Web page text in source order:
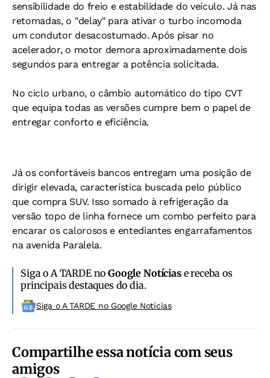
sensibilidade do freio e estabilidade do veículo. Já nas
retomadas, o "delay" para ativar o turbo incomoda
um condutor desacostumado. Após pisar no
acelerador, o motor demora aproximadamente dois
segundos para entregar a potência solicitada.
No ciclo urbano, o câmbio automático do tipo CVT
que equipa todas as versões cumpre bem o papel de
entregar conforto e eficiência.
Já os confortáveis bancos entregam uma posição de
dirigir elevada, característica buscada pelo público
que compra SUV. Isso somado à refrigeração da
versão topo de linha fornece um combo perfeito para
encarar os calorosos e entediantes engarrafamentos
na avenida Paralela.
Siga o A TARDE noGoogle Notíciase receba os
principais destaques do dia.
Siga o A TARDE no Google Noticias
Compartilhe essa notícia com seus
amigos